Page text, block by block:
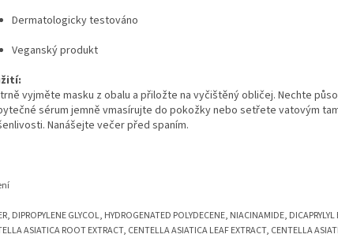
Dermatologicky testováno
Veganský produkt
vyjměte masku z obalu a přiložte na vyčištěný obličej. Nechte
sérum jemně vmasírujte do pokožky nebo setřete vatovým
Nanášejte večer před spaním.
DIPROPYLENE GLYCOL, HYDROGENATED POLYDECENE, NIACINAMIDE,
ASIATICA ROOT EXTRACT, CENTELLA ASIATICA LEAF EXTRACT, CENTELLA